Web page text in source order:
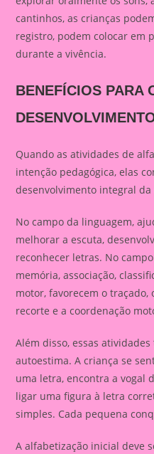
cantinhos, as crianças
registro, podem colocar em
durante a vivência.
BENEFÍCIOS PARA
Quando as atividades de
intenção pedagógica, elas
desenvolvimento integral da
No campo da linguagem,
melhorar a escuta,
reconhecer letras. No
memória, associação,
motor, favorecem o
recorte e a coordenação
Além disso, essas
autoestima. A criança se
uma letra, encontra a vogal
ligar uma figura à letra
simples. Cada pequena
A alfabetização inicial deve